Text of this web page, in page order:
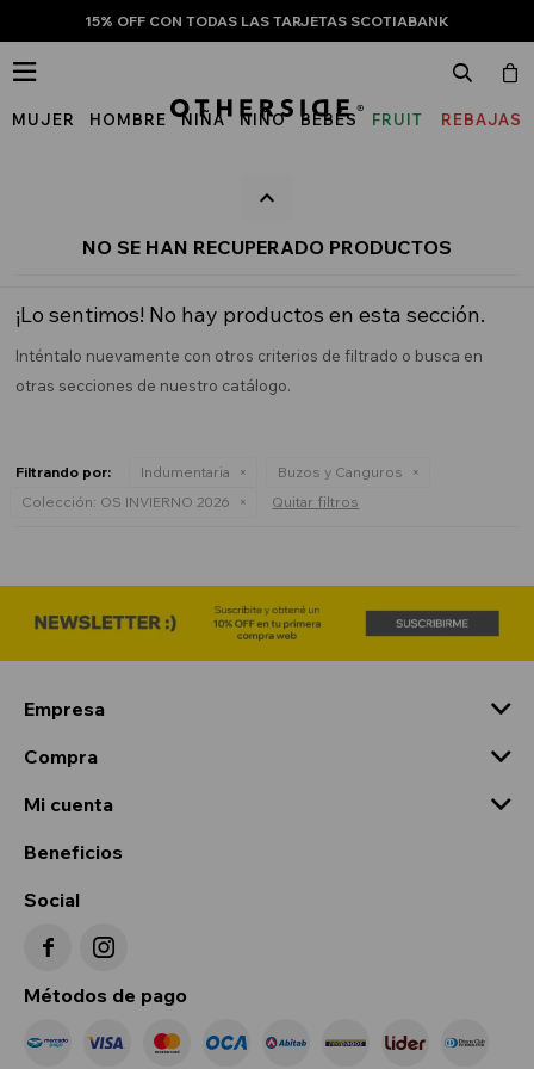
15% OFF CON TODAS LAS TARJETAS SCOTIABANK
MUJER HOMBRE NIÑA NIÑO BEBÉS
FRUIT
REBAJAS

NO SE HAN RECUPERADO PRODUCTOS
¡Lo sentimos! No hay productos en esta sección.
Inténtalo nuevamente con otros criterios de filtrado o busca en
otras secciones de nuestro catálogo.
Filtrando por: Indumentaria
Buzos y Canguros
Colección: OS INVIERNO 2026 Quitar filtros
Empresa
Compra
Mi cuenta
Beneficios
Social
 
Métodos de pago